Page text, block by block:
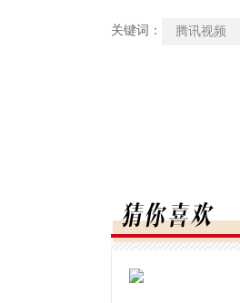
关键词： 腾讯视频